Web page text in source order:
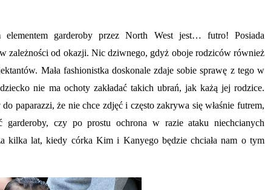
elementem garderoby przez North West jest… futro! Posiada
zależności od okazji. Nic dziwnego, gdyż oboje rodziców również
Mała fashionistka doskonale zdaje sobie sprawę z tego w
nie ma ochoty zakładać takich ubrań, jak każą jej rodzice.
paparazzi, że nie chce zdjęć i często zakrywa się właśnie futrem,
czy po prostu ochrona w razie ataku niechcianych
kilka lat, kiedy córka Kim i Kanyego będzie chciała nam o tym